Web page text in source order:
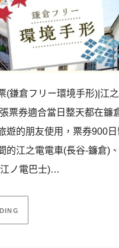
(鎌倉フリー環境手形)|江
票券適合當日整天都在鐮
遊的朋友使用，票券900
的江之電電車(長谷-鐮倉)
ノ電巴士)…